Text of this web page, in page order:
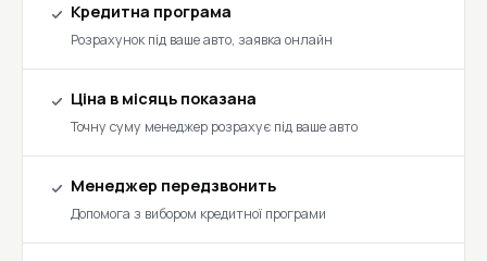
Кредитна програма
Розрахунок під ваше авто, заявка онлайн
Ціна в місяць показана
Точну суму менеджер розрахує під ваше авто
Менеджер передзвонить
Допомога з вибором кредитної програми